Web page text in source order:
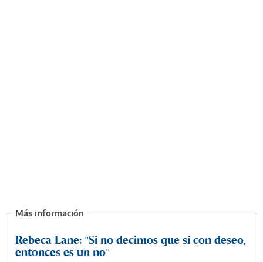
Rebeca Lane: "Si no decimos que sí con deseo,
entonces es un no"